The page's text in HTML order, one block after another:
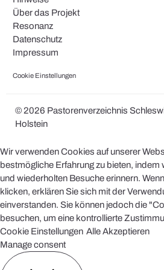
Über das Projekt
Resonanz
Datenschutz
Impressum
Cookie Einstellungen
© 2026 Pastorenverzeichnis
Holstein
Wir verwenden Cookies auf unserer
bestmögliche Erfahrung zu bieten, indem
und wiederholten Besuche erinnern.
klicken, erklären Sie sich mit der
einverstanden. Sie können jedoch die
besuchen, um eine kontrollierte
Cookie Einstellungen Alle Akzeptieren
Manage consent